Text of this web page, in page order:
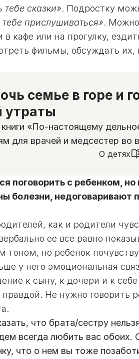
сказки». Подростку
прислушиваться».
кафе или на прогулку,
фильмы, обсуждать их,
семье в горе и
утраты
«По-настоящему
для врачей и медсестер во
О детях
поговорить с ребенком,
болезни, недоговаривают
как и родители
ее все равно
тоном, но ребенок
у него эмоциональная
к сыну, к дочери и к
правдой. Не нужно
что брата/сестру
всегда любить вас обоих.
что о нем вы тоже